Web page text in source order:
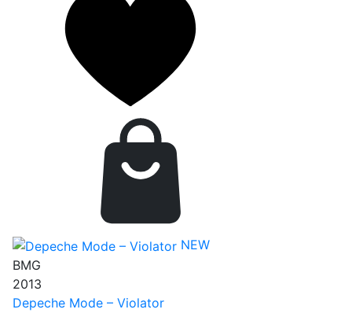
NEW
BMG
2013
Depeche Mode – Violator